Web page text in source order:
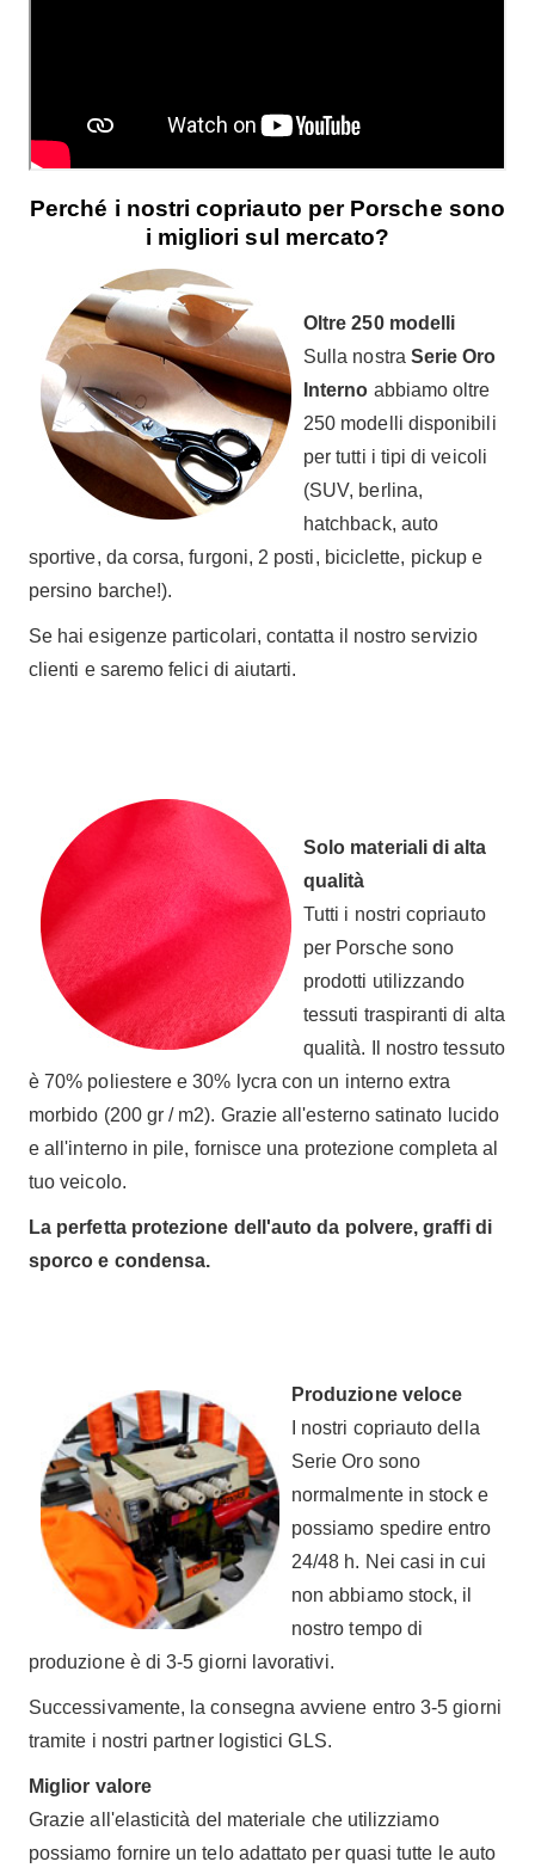
Perché i nostri copriauto per Porsche sono
i migliori sul mercato?
Oltre 250 modelli
Sulla nostra Serie Oro
Interno abbiamo oltre
250 modelli disponibili
per tutti i tipi di veicoli
(SUV, berlina,
hatchback, auto
sportive, da corsa, furgoni, 2 posti, biciclette, pickup e
persino barche!).
Se hai esigenze particolari, contatta il nostro servizio
clienti e saremo felici di aiutarti.
Solo materiali di alta
qualità
Tutti i nostri copriauto
per Porsche sono
prodotti utilizzando
tessuti traspiranti di alta
qualità. Il nostro tessuto
è 70% poliestere e 30% lycra con un interno extra
morbido (200 gr / m2). Grazie all'esterno satinato lucido
e all'interno in pile, fornisce una protezione completa al
tuo veicolo.
La perfetta protezione dell'auto da polvere, graffi di
sporco e condensa.
Produzione veloce
I nostri copriauto della
Serie Oro sono
normalmente in stock e
possiamo spedire entro
24/48 h. Nei casi in cui
non abbiamo stock, il
nostro tempo di
produzione è di 3-5 giorni lavorativi.
Successivamente, la consegna avviene entro 3-5 giorni
tramite i nostri partner logistici GLS.
Miglior valore
Grazie all'elasticità del materiale che utilizziamo
possiamo fornire un telo adattato per quasi tutte le auto